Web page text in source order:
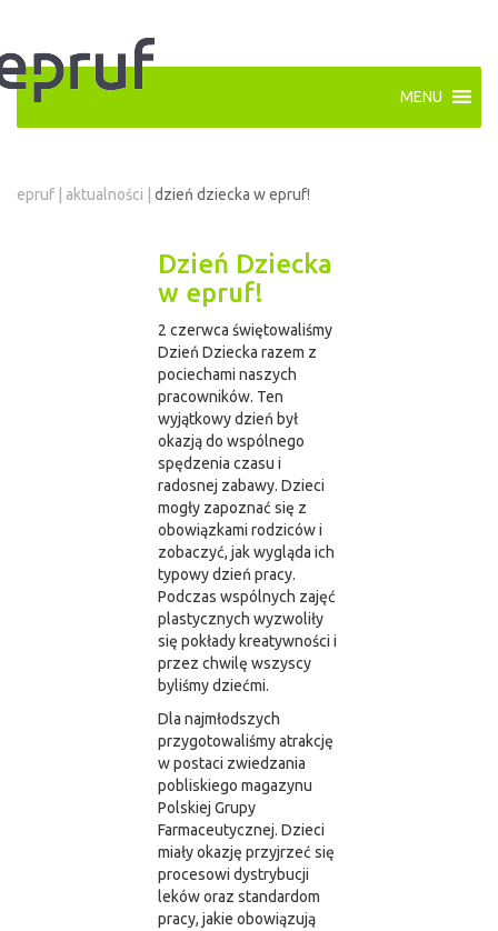
MENU
epruf aktualności dzień dziecka w epruf!
Dzień Dziecka
w epruf!
2 czerwca świętowaliśmy
Dzień Dziecka razem z
pociechami naszych
pracowników. Ten
wyjątkowy dzień był
okazją do wspólnego
spędzenia czasu i
radosnej zabawy. Dzieci
mogły zapoznać się z
obowiązkami rodziców i
zobaczyć, jak wygląda ich
typowy dzień pracy.
Podczas wspólnych zajęć
plastycznych wyzwoliły
się pokłady kreatywności i
przez chwilę wszyscy
byliśmy dziećmi.
Dla najmłodszych
przygotowaliśmy atrakcję
w postaci zwiedzania
pobliskiego magazynu
Polskiej Grupy
Farmaceutycznej. Dzieci
miały okazję przyjrzeć się
procesowi dystrybucji
leków oraz standardom
pracy, jakie obowiązują